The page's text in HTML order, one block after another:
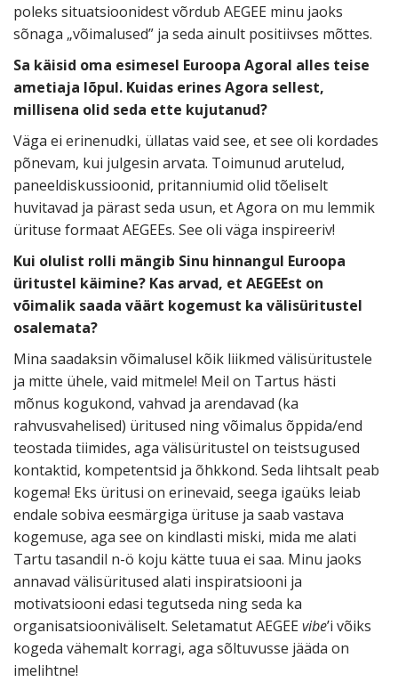
poleks situatsioonidest võrdub AEGEE minu jaoks
sõnaga „võimalused” ja seda ainult positiivses mõttes.
Sa käisid oma esimesel Euroopa Agoral alles teise
ametiaja lõpul. Kuidas erines Agora sellest,
millisena olid seda ette kujutanud?
Väga ei erinenudki, üllatas vaid see, et see oli kordades
põnevam, kui julgesin arvata. Toimunud arutelud,
paneeldiskussioonid, pritanniumid olid tõeliselt
huvitavad ja pärast seda usun, et Agora on mu lemmik
ürituse formaat AEGEEs. See oli väga inspireeriv!
Kui olulist rolli mängib Sinu hinnangul Euroopa
üritustel käimine? Kas arvad, et AEGEEst on
võimalik saada väärt kogemust ka välisüritustel
osalemata?
Mina saadaksin võimalusel kõik liikmed välisüritustele
ja mitte ühele, vaid mitmele! Meil on Tartus hästi
mõnus kogukond, vahvad ja arendavad (ka
rahvusvahelised) üritused ning võimalus õppida/end
teostada tiimides, aga välisüritustel on teistsugused
kontaktid, kompetentsid ja õhkkond. Seda lihtsalt peab
kogema! Eks üritusi on erinevaid, seega igaüks leiab
endale sobiva eesmärgiga ürituse ja saab vastava
kogemuse, aga see on kindlasti miski, mida me alati
Tartu tasandil n-ö koju kätte tuua ei saa. Minu jaoks
annavad välisüritused alati inspiratsiooni ja
motivatsiooni edasi tegutseda ning seda ka
organisatsiooniväliselt. Seletamatut AEGEEvibe’i võiks
kogeda vähemalt korragi, aga sõltuvusse jääda on
imelihtne!